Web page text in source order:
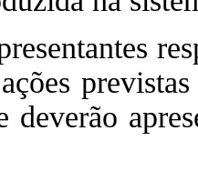
deverão